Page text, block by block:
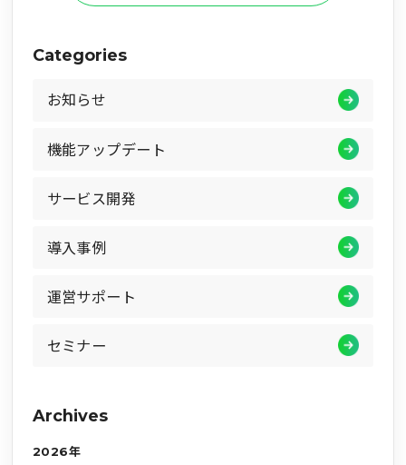
Categories
お知らせ
機能アップデート
サービス開発
導入事例
運営サポート
セミナー
Archives
2026年